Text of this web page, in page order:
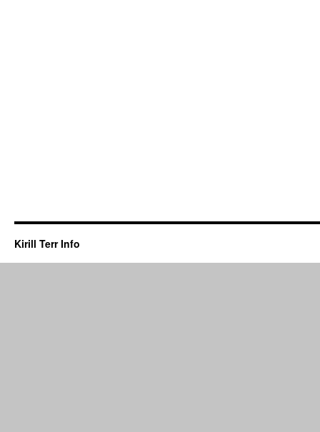
Kirill Terr Info